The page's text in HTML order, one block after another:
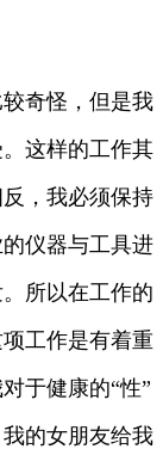
奇怪，但是我
这样的工作其
，我必须保持
仪器与工具进
所以在工作的
工作是有着重
于健康的“性”
的女朋友给我